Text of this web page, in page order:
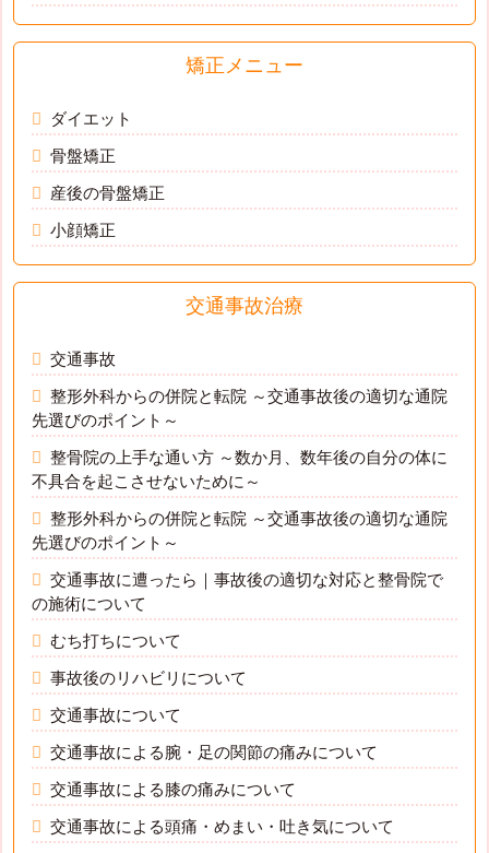
矯正メニュー
ダイエット
骨盤矯正
産後の骨盤矯正
小顔矯正
交通事故治療
交通事故
整形外科からの併院と転院 ～交通事故後の適切な通院
先選びのポイント～
整骨院の上手な通い方 ～数か月、数年後の自分の体に
不具合を起こさせないために～
整形外科からの併院と転院 ～交通事故後の適切な通院
先選びのポイント～
交通事故に遭ったら｜事故後の適切な対応と整骨院で
の施術について
むち打ちについて
事故後のリハビリについて
交通事故について
交通事故による腕・足の関節の痛みについて
交通事故による膝の痛みについて
交通事故による頭痛・めまい・吐き気について